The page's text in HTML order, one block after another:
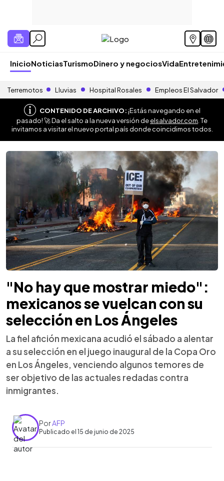
InicioNoticiasTurismoDinero y negociosVida
Terremotos Lluvias Hospital Rosales Empleos El Salvador
CONTENIDO DE ARCHIVO:¡Estás navegando en el
pasado! 🚀 Da el salto a la nueva versión deelsalvador.com . Te
invitamos a visitar el nuevo portal país donde coincidimos todos.
"No hay que mostrar miedo":
mexicanos se vuelcan con su
selección en Los Ángeles
La fiel afición mexicana acudió el sábado a alentar
a su selección en el juego inaugural de la Copa Oro
en Los Ángeles, venciendo algunos temores de
ser objetivo de las actuales redadas contra
inmigrantes.
PorAFP
Publicado el 15 de junio de 2025